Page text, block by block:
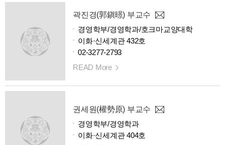
곽진경(郭鎭暻) 부교수
경영학부/경영학과/호크마교양대학
이화·신세계관 432호
02-3277-2793
READ More
권세원(權勢原) 부교수
경영학부/경영학과
이화·신세계관 404호